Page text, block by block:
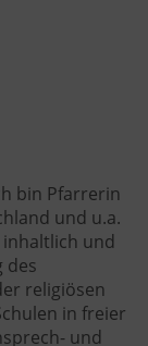
bin Pfarrerin
und u.a.
und
des
religiösen
in freier
und